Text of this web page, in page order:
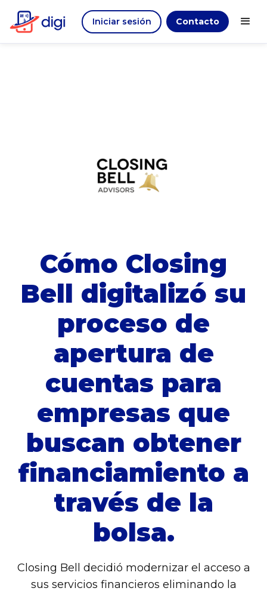
Contacto
Iniciar sesión
Cómo Closing
Bell digitalizó su
proceso de
apertura de
cuentas para
empresas que
buscan obtener
financiamiento a
través de la
bolsa.
Closing Bell decidió modernizar el acceso a
sus servicios financieros eliminando la